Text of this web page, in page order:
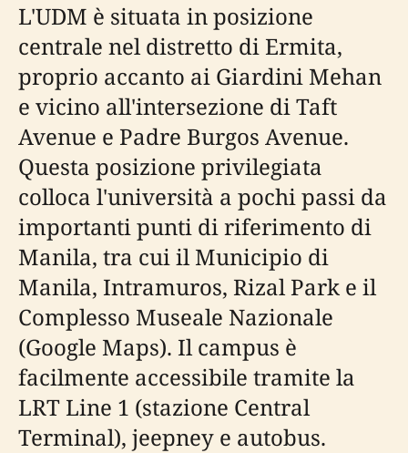
L'UDM è situata in posizione
centrale nel distretto di Ermita,
proprio accanto ai Giardini Mehan
e vicino all'intersezione di Taft
Avenue e Padre Burgos Avenue.
Questa posizione privilegiata
colloca l'università a pochi passi da
importanti punti di riferimento di
Manila, tra cui il Municipio di
Manila, Intramuros, Rizal Park e il
Complesso Museale Nazionale
(Google Maps). Il campus è
facilmente accessibile tramite la
LRT Line 1 (stazione Central
Terminal), jeepney e autobus.